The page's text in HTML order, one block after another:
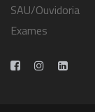
SAU/Ouvidoria
Exames